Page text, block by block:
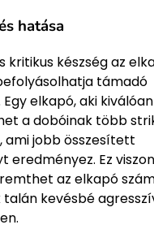
hatása
kritikus készség az
támadó
elkapó, aki
a dobóinak több
ami jobb összesített
eredményez. Ez
az elkapó
kevésbé